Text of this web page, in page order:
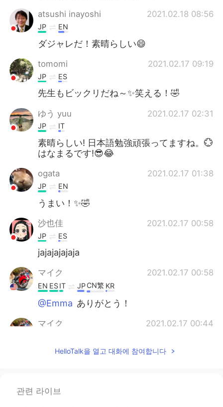
atsushi inayoshi 2021.02.18 08:56
JP EN
ダジャレだ！素晴らしい😄
tomomi 2021.02.17 09:19
JP ES
先生もビックリだね～✨笑える！🤣
ゆう yuu 2021.02.17 02:31
JP IT
素晴らしい! 日本語勉強頑張ってますね。💮
はなまるです!😎😂
ogata 2021.02.17 01:38
JP EN
うまい！✨🤣
沙也佳 2021.02.17 00:58
JP ES
jajajajajaja
マイク 2021.02.17 00:58
EN ESIT JPCN繁 KR
@Emma ありがとう！
マイク 2021.02.17 00:44
@Saaya 良かった！🤣😂🤣😂🤓
JP EN
HelloTalk을 열고 대화에 참여합니다
관련 라이브